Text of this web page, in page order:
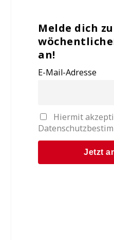
Melde dich
an!
E-Mail-Adresse
Hiermit